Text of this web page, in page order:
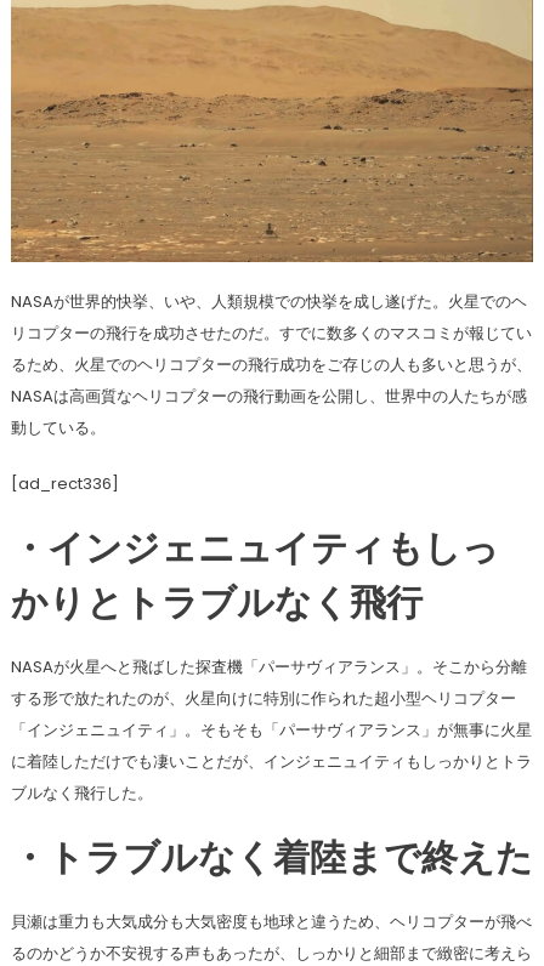
NASAが世界的快挙、いや、人類規模での快挙を成し遂げた。火星でのヘ
リコプターの飛行を成功させたのだ。すでに数多くのマスコミが報じてい
るため、火星でのヘリコプターの飛行成功をご存じの人も多いと思うが、
NASAは高画質なヘリコプターの飛行動画を公開し、世界中の人たちが感
動している。
[ad_rect336]
・インジェニュイティもしっ
かりとトラブルなく飛行
NASAが火星へと飛ばした探査機「パーサヴィアランス」。そこから分離
する形で放たれたのが、火星向けに特別に作られた超小型ヘリコプター
「インジェニュイティ」。そもそも「パーサヴィアランス」が無事に火星
に着陸しただけでも凄いことだが、インジェニュイティもしっかりとトラ
ブルなく飛行した。
・トラブルなく着陸まで終えた
貝瀬は重力も大気成分も大気密度も地球と違うため、ヘリコプターが飛べ
るのかどうか不安視する声もあったが、しっかりと細部まで緻密に考えら